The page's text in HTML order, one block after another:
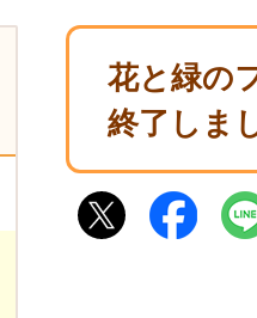
花と緑の
終了しま